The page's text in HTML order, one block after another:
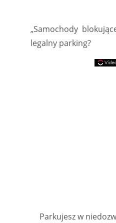
„Samochody
legalny parking?
Parkujesz w